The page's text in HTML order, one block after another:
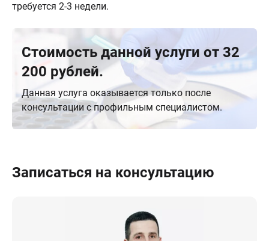
требуется 2-3 недели.
Стоимость данной услуги от 32
200 рублей.
Данная услуга оказывается только после
консультации с профильным специалистом.
Записаться на консультацию